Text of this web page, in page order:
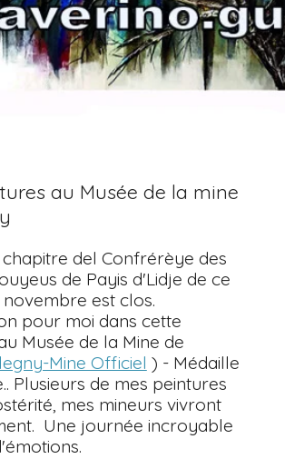
au Musée de la mine
chapitre del Confrérèye des
de Payis d'Lidje de ce
novembre est clos.
pour moi dans cette
Musée de la Mine de
Mine Officiel ) - Médaille
Plusieurs de mes peintures
mes mineurs vivront
Une journée incroyable